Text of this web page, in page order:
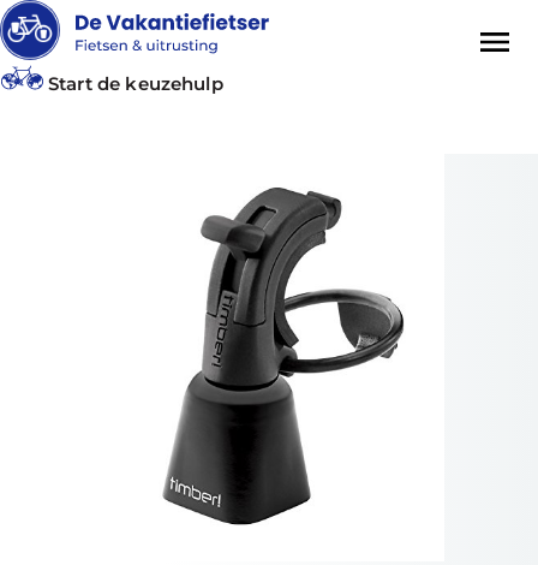
Start de keuzehulp